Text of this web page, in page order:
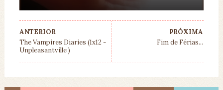
PRÓXIMA
Fim de Férias...
ANTERIOR
The Vampires Diaries (1x12 -
Unpleasantville )